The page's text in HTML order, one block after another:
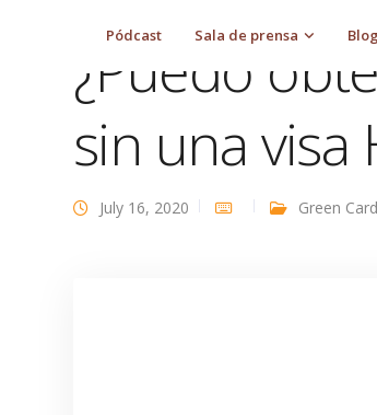
Pódcast Sala de prensa Blog
¿Puedo
sin una visa
July 16, 2020 Green Card